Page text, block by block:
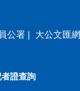
公署 大公文匯網
證查詢